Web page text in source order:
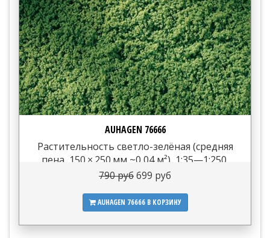
AUHAGEN 76666
Растительность светло-зелёная (средняя
пена, 150 × 250 мм ~0,04 м²), 1:35—1:250,
сделано в...
790 руб699 руб
AUHAGEN 76666 В КОРЗИНУ